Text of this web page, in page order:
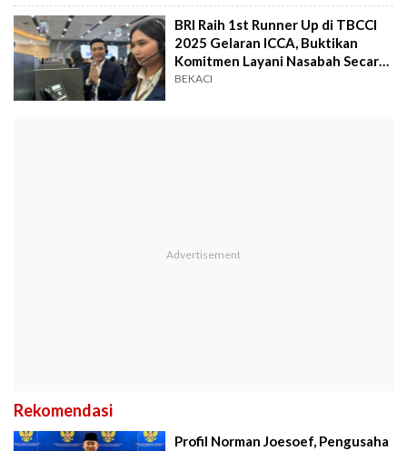
BRI Raih 1st Runner Up di TBCCI
2025 Gelaran ICCA, Buktikan
Komitmen Layani Nasabah Secara
Inovatif
BEKACI
Rekomendasi
Profil Norman Joesoef, Pengusaha